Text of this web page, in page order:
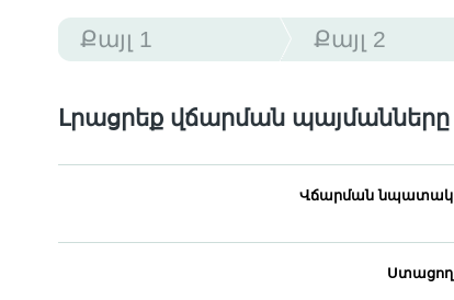
Քայլ 1 Քայլ 2
Լրացրեք վճարման պայմանները
Վճարման նպատակ
Ստացող